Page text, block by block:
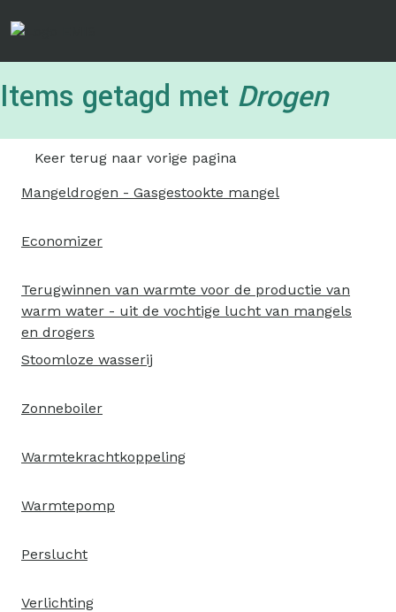
inhoud
Items getagd met Drogen
Keer terug naar vorige pagina
Mangeldrogen - Gasgestookte mangel
Economizer
Terugwinnen van warmte voor de productie van
warm water - uit de vochtige lucht van mangels
en drogers
Stoomloze wasserij
Zonneboiler
Warmtekrachtkoppeling
Warmtepomp
Perslucht
Verlichting